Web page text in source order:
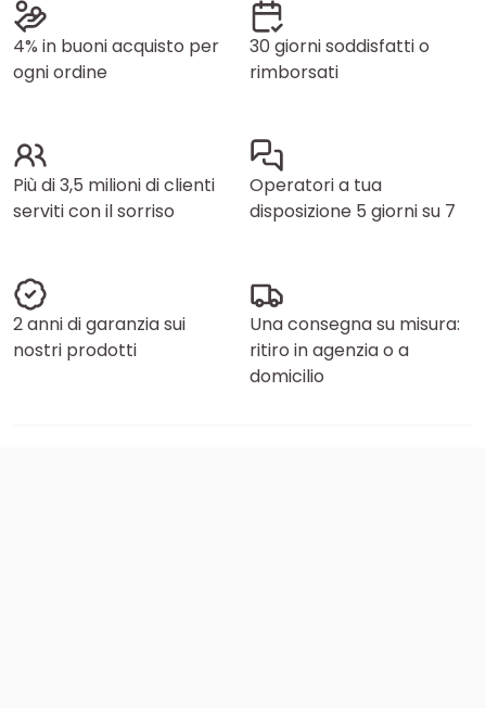
4% in buoni acquisto per
ogni ordine
30 giorni soddisfatti o
rimborsati
Più di 3,5 milioni di clienti
serviti con il sorriso
Operatori a tua
disposizione 5 giorni su 7
2 anni di garanzia sui
nostri prodotti
Una consegna su misura:
ritiro in agenzia o a
domicilio